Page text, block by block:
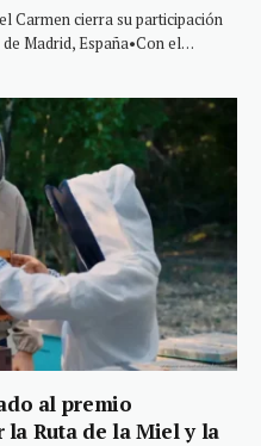
Carmen cierra su participación
Madrid, España•Con el…
al premio
la Ruta de la Miel y la